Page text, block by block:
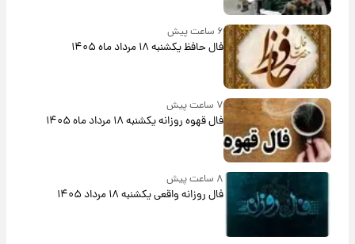
۶ ساعت پیش
فال حافظ یکشنبه ۱۸ مرداد ماه ۱۴۰۵
۷ ساعت پیش
فال قهوه روزانه یکشنبه ۱۸ مرداد ماه ۱۴۰۵
۸ ساعت پیش
فال روزانه واقعی یکشنبه ۱۸ مرداد ۱۴۰۵